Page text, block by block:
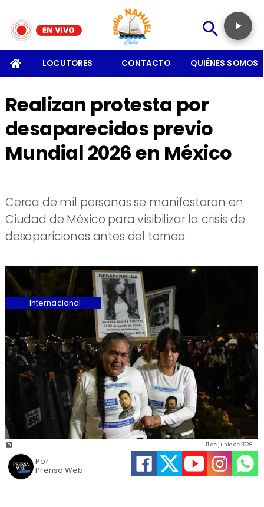
LOCUTORES CONTACTO QUIÉNES SOMOS
Realizan protesta por
desaparecidos previo
Mundial 2026 en México
Cerca de mil personas se manifestaron en
Ciudad de México para visibilizar la crisis de
desapariciones antes del torneo.
Prensa Web
11 de junio de 2026
Internacional
Por